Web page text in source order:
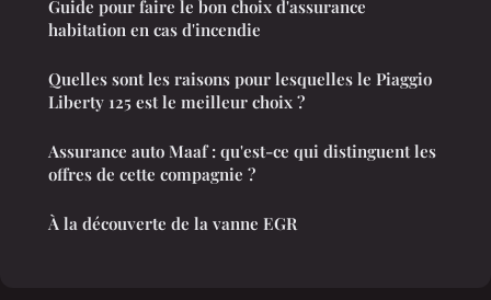
Guide pour faire le bon choix d'assurance
habitation en cas d'incendie
Quelles sont les raisons pour lesquelles le Piaggio
Liberty 125 est le meilleur choix ?
Assurance auto Maaf : qu'est-ce qui distinguent les
offres de cette compagnie ?
À la découverte de la vanne EGR